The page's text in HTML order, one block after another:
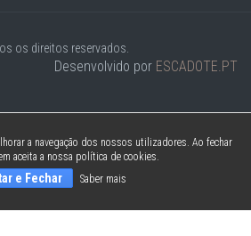
os direitos reservados.
Desenvolvido por ESCADOTE.PT
a navegação dos nossos utilizadores. Ao fechar
aceita a nossa política de cookies.
e Fechar Saber mais